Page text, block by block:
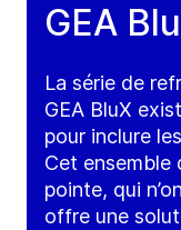
GEA
La série de
GEA BluX
pour inclure
Cet ensemble
pointe, qui
offre une